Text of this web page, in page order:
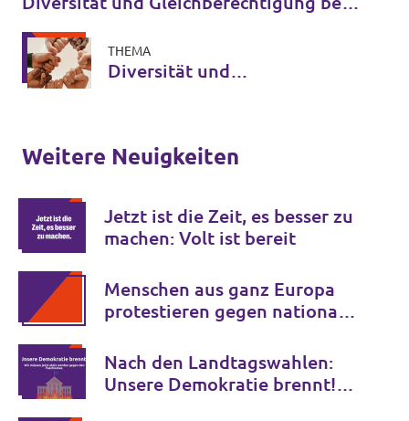
THEMA
Diversität und
Weitere Neuigkeiten
Jetzt ist die Zeit, es besser zu
machen: Volt ist bereit
Menschen aus ganz Europa
protestieren gegen nationale
Nach den Landtagswahlen:
Unsere Demokratie brennt!